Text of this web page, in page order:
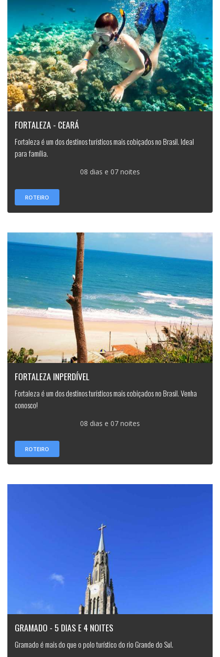
FORTALEZA - CEARÁ
Fortaleza é um dos destinos turísticos mais cobiçados no Brasil. Ideal
para família.
08 dias e 07 noites
ROTEIRO
FORTALEZA INPERDÍVEL
Fortaleza é um dos destinos turísticos mais cobiçados no Brasil. Venha
conosco!
08 dias e 07 noites
ROTEIRO
GRAMADO - 5 DIAS E 4 NOITES
Gramado é mais do que o polo turístico do rio Grande do Sul.